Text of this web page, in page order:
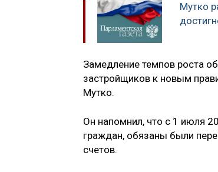
Мутко
Замедление темпов роста
застройщиков к новым
Мутко.
Он напомнил, что с 1 июля
граждан, обязаны были
счетов.